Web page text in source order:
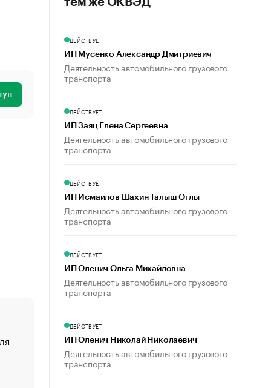
«От спорта тело стареет иначе». Как живет глава
создавшей GTA
«Деньги будут не нужны»: что рассказал Маск в
тем же ОКВЭД
ДЕЙСТВУЕТ
ИП Мусенко Александр Дмитриевич
Деятельность автомобильного грузового
транспорта
ДЕЙСТВУЕТ
ИП Заяц Елена Сергеевна
Деятельность автомобильного грузового
транспорта
ДЕЙСТВУЕТ
ИП Исмаилов Шахин Талыш Оглы
Деятельность автомобильного грузового
транспорта
ДЕЙСТВУЕТ
ИП Оленич Ольга Михайловна
Деятельность автомобильного грузового
транспорта
ДЕЙСТВУЕТ
ИП Оленич Николай Николаевич
Деятельность автомобильного грузового
транспорта